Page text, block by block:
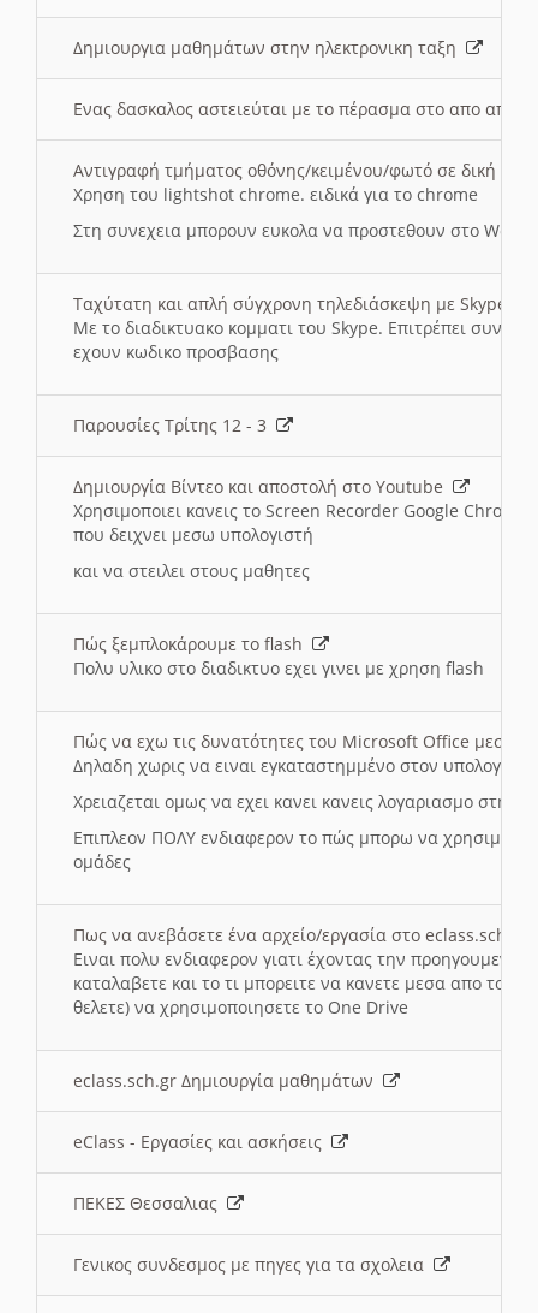
Δημιουργια μαθημάτων στην ηλεκτρονικη ταξη
Ενας δασκαλος αστειεύται με το πέρασμα στο απο
Αντιγραφή τμήματος οθόνης/κειμένου/φωτό σε δική
Χρηση του lightshot chrome. ειδικά για το chrome
Στη συνεχεια μπορουν ευκολα να προστεθουν στο Word
Ταχύτατη και απλή σύγχρονη τηλεδιάσκεψη με Skype
Με το διαδικτυακο κομματι του Skype. Επιτρέπει
εχουν κωδικο προσβασης
Παρουσίες Τρίτης 12 - 3
Δημιουργία Βίντεο και αποστολή στο Youtube
Χρησιμοποιει κανεις το Screen Recorder Google Chrome
που δειχνει μεσω υπολογιστή
και να στειλει στους μαθητες
Πώς ξεμπλοκάρουμε το flash
Πολυ υλικο στο διαδικτυο εχει γινει με χρηση flash
Πώς να εχω τις δυνατότητες του Microsoft Office μεσω
Δηλαδη χωρις να ειναι εγκαταστημμένο στον
Χρειαζεται ομως να εχει κανει κανεις λογαριασμο στη
Επιπλεον ΠΟΛΥ ενδιαφερον το πώς μπορω να
ομάδες
Πως να ανεβάσετε ένα αρχείο/εργασία στο eclass.sch.gr
Ειναι πολυ ενδιαφερον γιατι έχοντας την
καταλαβετε και το τι μπορειτε να κανετε μεσα απο το
θελετε) να χρησιμοποιησετε το One Drive
eclass.sch.gr Δημιουργία μαθημάτων
eClass - Εργασίες και ασκήσεις
ΠΕΚΕΣ Θεσσαλιας
Γενικος συνδεσμος με πηγες για τα σχολεια